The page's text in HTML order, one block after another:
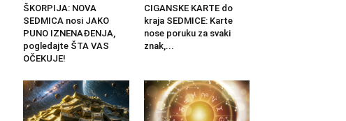
ŠKORPIJA: NOVA
SEDMICA nosi JAKO
PUNO IZNENAĐENJA,
pogledajte ŠTA VAS
OČEKUJE!
CIGANSKE KARTE do
kraja SEDMICE: Karte
nose poruku za svaki
znak,...